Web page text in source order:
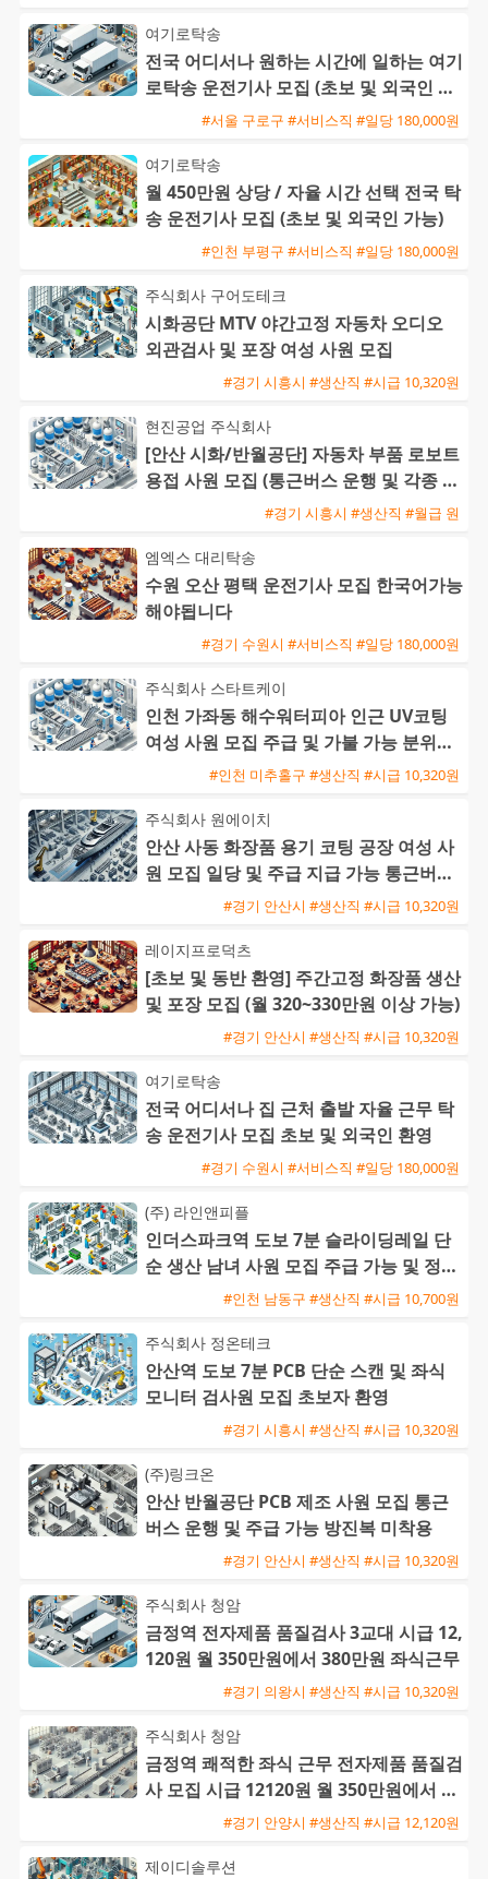
여기로탁송
전국 어디서나 원하는 시간에 일하는 여기
로탁송 운전기사 모집 (초보 및 외국인 환
#서울 구로구 #서비스직 #일당 180,000원
여기로탁송
월 450만원 상당 / 자율 시간 선택 전국 탁
송 운전기사 모집 (초보 및 외국인 가능)
#인천 부평구 #서비스직 #일당 180,000원
주식회사 구어도테크
시화공단 MTV 야간고정 자동차 오디오
외관검사 및 포장 여성 사원 모집
#경기 시흥시 #생산직 #시급 10,320원
현진공업 주식회사
[안산 시화/반월공단] 자동차 부품 로보트
용접 사원 모집 (통근버스 운행 및 각종 수
#경기 시흥시 #생산직 #월급 원
엠엑스 대리탁송
수원 오산 평택 운전기사 모집 한국어가능
해야됩니다
#경기 수원시 #서비스직 #일당 180,000원
주식회사 스타트케이
인천 가좌동 해수워터피아 인근 UV코팅
여성 사원 모집 주급 및 가불 가능 분위기
좋은 근무지#인천 미추홀구 #생산직 #시급 10,320원
주식회사 원에이치
안산 사동 화장품 용기 코팅 공장 여성 사
원 모집 일당 및 주급 지급 가능 통근버스
#경기 안산시 #생산직 #시급 10,320원
레이지프로덕츠
[초보 및 동반 환영] 주간고정 화장품 생산
및 포장 모집 (월 320~330만원 이상 가능)
#경기 안산시 #생산직 #시급 10,320원
여기로탁송
전국 어디서나 집 근처 출발 자율 근무 탁
송 운전기사 모집 초보 및 외국인 환영
#경기 수원시 #서비스직 #일당 180,000원
(주) 라인앤피플
인더스파크역 도보 7분 슬라이딩레일 단
순 생산 남녀 사원 모집 주급 가능 및 정규
직 전환 기회#인천 남동구 #생산직 #시급 10,700원
주식회사 정온테크
안산역 도보 7분 PCB 단순 스캔 및 좌식
모니터 검사원 모집 초보자 환영
#경기 시흥시 #생산직 #시급 10,320원
(주)링크온
안산 반월공단 PCB 제조 사원 모집 통근
버스 운행 및 주급 가능 방진복 미착용
#경기 안산시 #생산직 #시급 10,320원
주식회사 청암
금정역 전자제품 품질검사 3교대 시급 12,
120원 월 350만원에서 380만원 좌식근무
#경기 의왕시 #생산직 #시급 10,320원
주식회사 청암
금정역 쾌적한 좌식 근무 전자제품 품질검
사 모집 시급 12120원 월 350만원에서 38
0만원 가능#경기 안양시 #생산직 #시급 12,120원
제이디솔루션